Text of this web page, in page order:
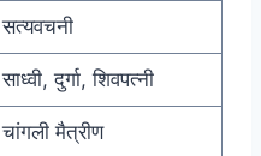
सत्यवचनी
साध्वी, दुर्गा, शिवपत्नी
चांगली मैत्रीण